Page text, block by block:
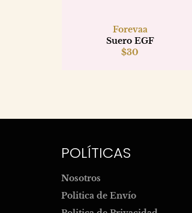
Forevaa
Suero EGF
Precio
$30
POLÍTICAS
Nosotros
Politica de Envío